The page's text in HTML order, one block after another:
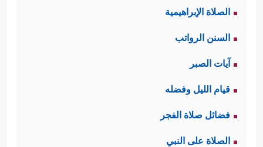
الصلاة الإبراهيمية
السنن الرواتب
آيات الصبر
قيام الليل وفضله
فضائل صلاة الفجر
الصلاة على النبي